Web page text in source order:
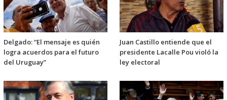
Delgado: “El mensaje es quién
logra acuerdos para el futuro
del Uruguay”
Juan Castillo entiende que el
presidente Lacalle Pou violó la
ley electoral